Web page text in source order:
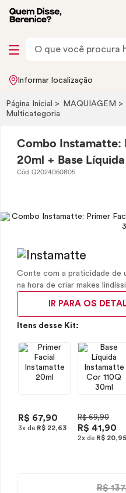
Informar localização
Página Inicial MAQUIAGEM
Multicategoria
Combo Instamatte:
20ml + Base
Cód. Q2024060805
Conte com a praticidade de
na hora de criar makes
IR PARA OS
Itens desse Kit:
R$ 67,90
3x de R$ 22,63
R$ 69,90
R$ 41,90
2x de R$ 20,95
R$